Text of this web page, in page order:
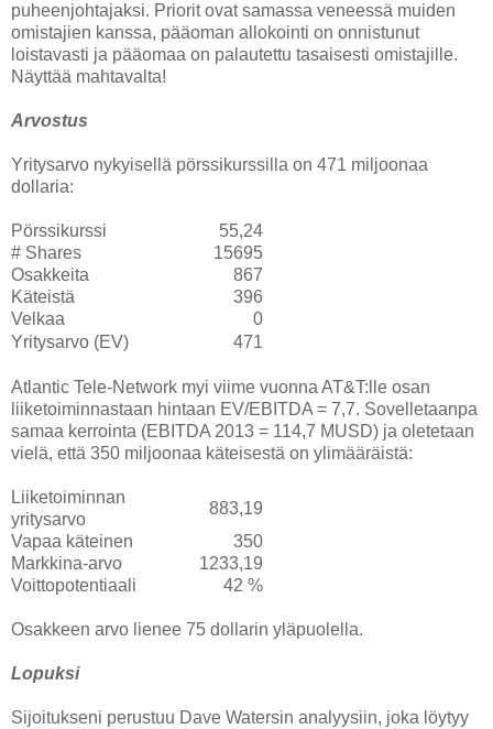
puheenjohtajaksi. Priorit ovat samassa veneessä muiden
omistajien kanssa, pääoman allokointi on onnistunut
loistavasti ja pääomaa on palautettu tasaisesti omistajille.
Näyttää mahtavalta!
Arvostus
Yritysarvo nykyisellä pörssikurssilla on 471 miljoonaa
dollaria:
Pörssikurssi
55,24
# Shares
15695
Osakkeita
867
Käteistä
396
Velkaa
0
Yritysarvo (EV)
471
Atlantic Tele-Network myi viime vuonna AT&T:lle osan
liiketoiminnastaan hintaan EV/EBITDA = 7,7. Sovelletaanpa
samaa kerrointa (EBITDA 2013 = 114,7 MUSD) ja oletetaan
vielä, että 350 miljoonaa käteisestä on ylimääräistä:
Liiketoiminnan
yritysarvo
883,19
Vapaa käteinen
350
Markkina-arvo
1233,19
Voittopotentiaali
42 %
Osakkeen arvo lienee 75 dollarin yläpuolella.
Lopuksi
Sijoitukseni perustuu Dave Watersin analyysiin, joka löytyy